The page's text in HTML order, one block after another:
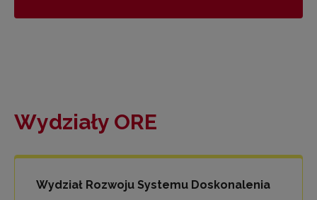
Wydziały ORE
Wydział Rozwoju Systemu Doskonalenia